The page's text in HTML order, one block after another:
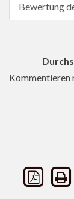
Bewertung
Kommentieren